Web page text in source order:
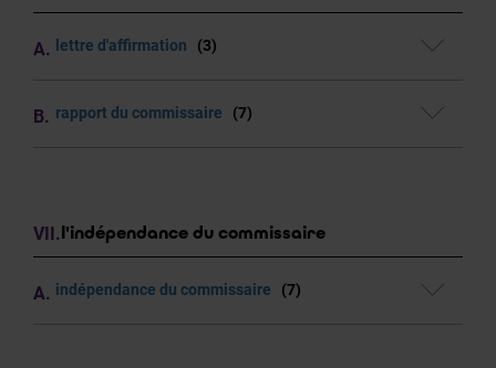
lettre d'affirmation (3)
rapport du commissaire (7)
l'indépendance du commissaire
indépendance du commissaire (7)